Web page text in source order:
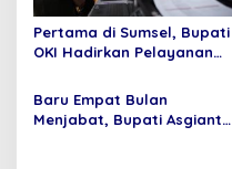
Pertama di Sumsel, Bupati
OKI Hadirkan Pelayanan
Baru Empat Bulan
Menjabat, Bupati Asgianto